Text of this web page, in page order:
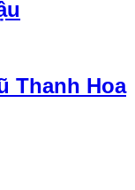
Thanh Hoa